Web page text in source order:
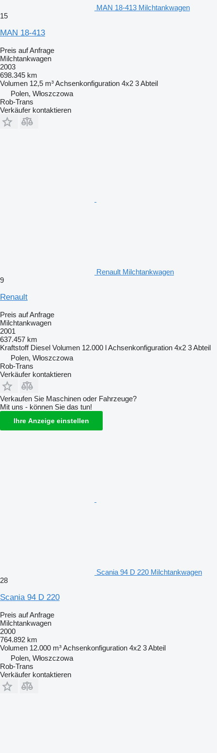
MAN 18-413 Milchtankwagen
15
MAN 18-413
Preis auf Anfrage
Milchtankwagen
2003
698.345 km
Volumen 12,5 m³Achsenkonfiguration 4x2 3 Abteil
Polen, Włoszczowa
Rob-Trans
Verkäufer kontaktieren
Renault Milchtankwagen
9
Renault
Preis auf Anfrage
Milchtankwagen
2001
637.457 km
Kraftstoff Diesel Volumen 12.000 lAchsenkonfiguration 4x2 3 Abteil
Polen, Włoszczowa
Rob-Trans
Verkäufer kontaktieren
Verkaufen Sie Maschinen oder Fahrzeuge?
Mit uns - können Sie das tun!
Ihre Anzeige einstellen
Scania 94 D 220 Milchtankwagen
28
Scania 94 D 220
Preis auf Anfrage
Milchtankwagen
2000
764.892 km
Volumen 12.000 m³Achsenkonfiguration 4x2 3 Abteil
Polen, Włoszczowa
Rob-Trans
Verkäufer kontaktieren